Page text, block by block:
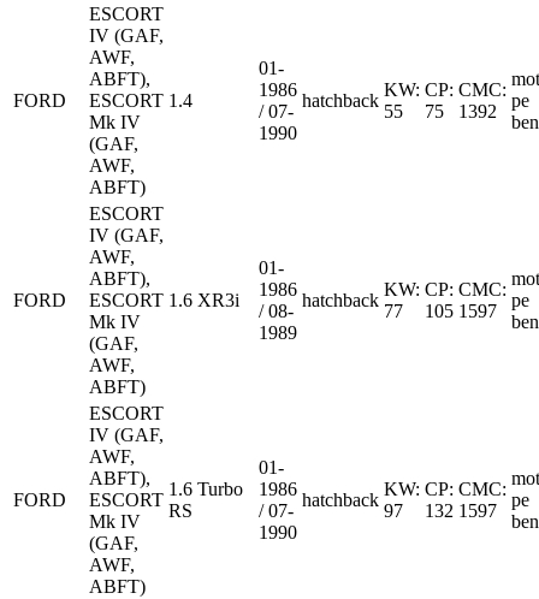
FORD
ESCORT
IV (GAF,
AWF,
ABFT),
ESCORT
Mk IV
(GAF,
AWF,
ABFT)
1.4
01-
1986
/ 07-
1990
hatchback
KW:
55
CP:
75
CMC:
1392
pe
FORD
ESCORT
IV (GAF,
AWF,
ABFT),
ESCORT
Mk IV
(GAF,
AWF,
ABFT)
1.6 XR3i
01-
1986
/ 08-
1989
hatchback
KW:
77
CP:
105
CMC:
1597
pe
FORD
ESCORT
IV (GAF,
AWF,
ABFT),
ESCORT
Mk IV
(GAF,
AWF,
ABFT)
1.6 Turbo
RS
01-
1986
/ 07-
1990
hatchback
KW:
97
CP:
132
CMC:
1597
pe